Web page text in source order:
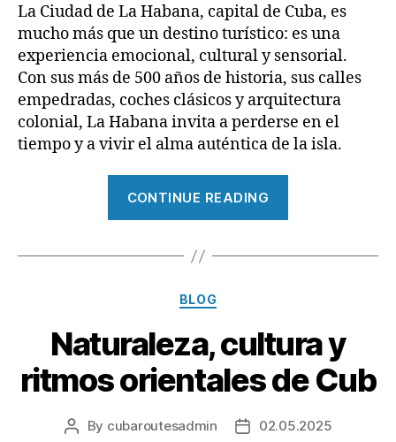
La Ciudad de La Habana, capital de Cuba, es
mucho más que un destino turístico: es una
experiencia emocional, cultural y sensorial.
Con sus más de 500 años de historia, sus calles
empedradas, coches clásicos y arquitectura
colonial, La Habana invita a perderse en el
tiempo y a vivir el alma auténtica de la isla.
CONTINUE READING
viaje
Categories
BLOG
Naturaleza, cultura y
ritmos orientales de Cub
Post
By cubaroutesadmin
Post02.05.2025